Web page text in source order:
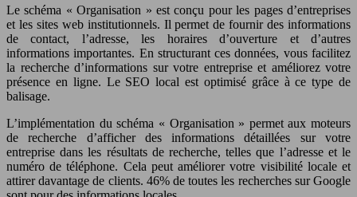
Le schéma « Organisation » est conçu pour les pages d’entreprises
et les sites web institutionnels. Il permet de fournir des informations
de contact, l’adresse, les horaires d’ouverture et d’autres
informations importantes. En structurant ces données, vous facilitez
la recherche d’informations sur votre entreprise et améliorez votre
présence en ligne. Le SEO local est optimisé grâce à ce type de
balisage.
L’implémentation du schéma « Organisation » permet aux moteurs
de recherche d’afficher des informations détaillées sur votre
entreprise dans les résultats de recherche, telles que l’adresse et le
numéro de téléphone. Cela peut améliorer votre visibilité locale et
attirer davantage de clients. 46% de toutes les recherches sur Google